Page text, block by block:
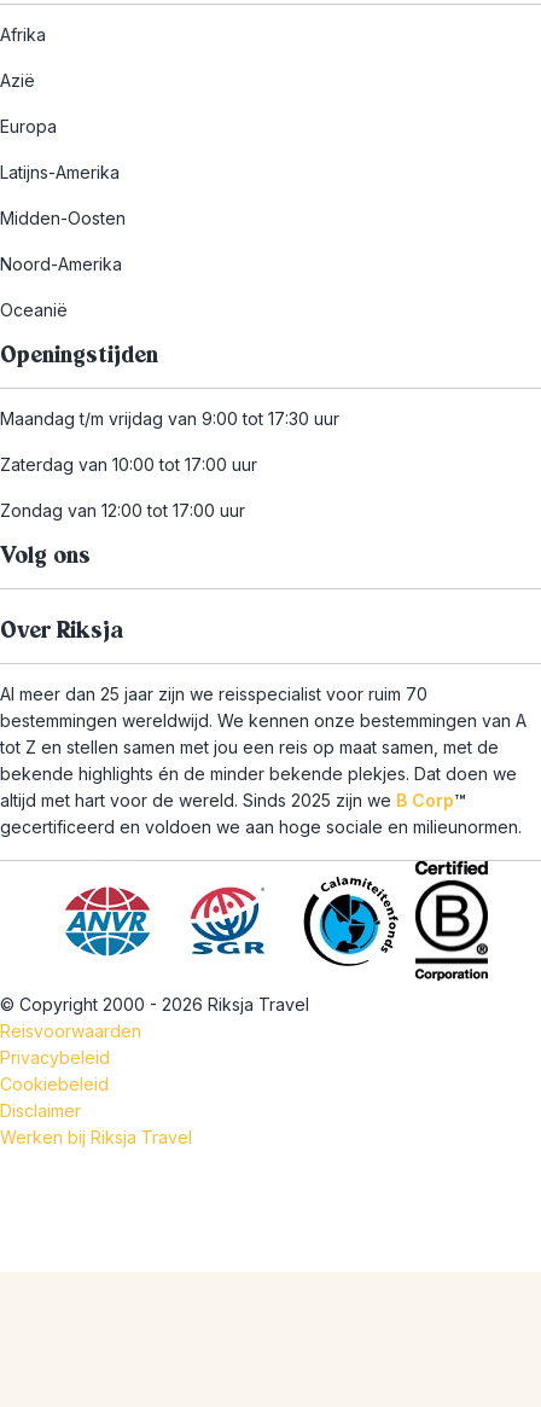
Afrika
Azië
Europa
Latijns-Amerika
Midden-Oosten
Noord-Amerika
Oceanië
Openingstijden
Maandag t/m vrijdag van 9:00 tot 17:30 uur
Zaterdag van 10:00 tot 17:00 uur
Zondag van 12:00 tot 17:00 uur
Volg ons
Over Riksja
Al meer dan 25 jaar zijn we reisspecialist voor ruim 70
bestemmingen wereldwijd. We kennen onze bestemmingen van A
tot Z en stellen samen met jou een reis op maat samen, met de
bekende highlights én de minder bekende plekjes. Dat doen we
altijd met hart voor de wereld. Sinds 2025 zijn we B Corp™
gecertificeerd en voldoen we aan hoge sociale en milieunormen.
© Copyright 2000 - 2026 Riksja Travel
Reisvoorwaarden
Privacybeleid
Cookiebeleid
Disclaimer
Werken bij Riksja Travel